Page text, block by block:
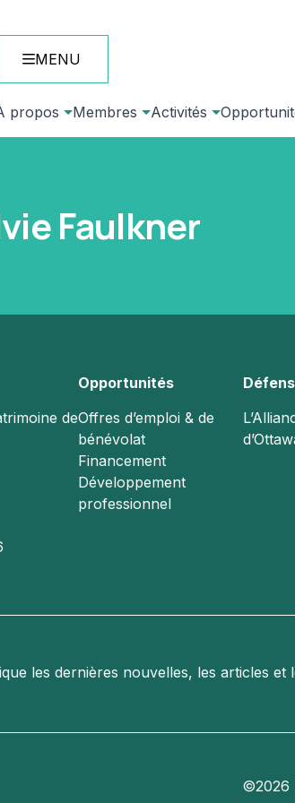
MENU
propos Membres Activités
Faulkner
de
Opportunités
Offres d’emploi & de
bénévolat
Financement
Développement
professionnel
les dernières nouvelles, les articles et
©2026